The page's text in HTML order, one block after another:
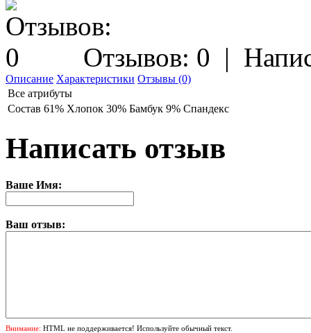
Отзывов: 0 |
Описание Характеристики Отзывы (0)
Все атрибуты
Состав 61% Хлопок 30% Бамбук 9% Спандекс
Написать отзыв
Ваше Имя:
Ваш отзыв:
Внимание: HTML не поддерживается! Используйте обычный текст.